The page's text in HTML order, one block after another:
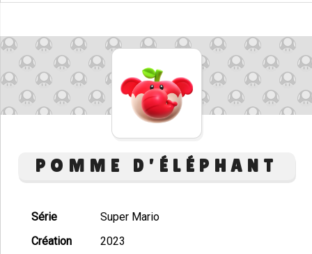
POMME D'ÉLÉPHANT
Série
Super Mario
Création
2023